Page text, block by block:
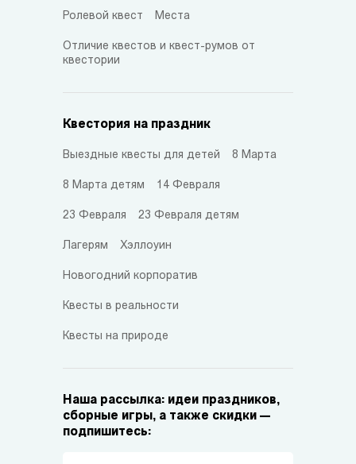
Ролевой квест Места
Отличие квестов и квест-румов от
квестории
Квестория на праздник
Выездные квесты для детей 8 Марта
8 Марта детям 14 Февраля
23 Февраля 23 Февраля детям
Лагерям Хэллоуин
Новогодний корпоратив
Квесты в реальности
Квесты на природе
Наша рассылка: идеи праздников,
сборные игры, а также скидки —
подпишитесь: